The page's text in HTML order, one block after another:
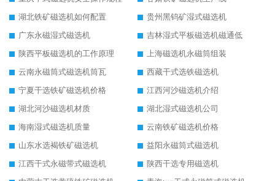
湖北铁矿磁选机如何配置
贵州黑钨矿湿式磁选机
广东永磁湿式磁选机
吉林湿式平板磁选机磁通低
陕西平板磁选机的工作原理
上海磁选机永磁筒组装
云南永磁筒式磁选机筒瓦
西藏干式选铁磁选机
宁夏干选铁矿磁选机价格
江西河沙磁选机介绍
湖北河沙磁选机材质
湖北湿式磁选机公司
海南湿式磁选机质量
云南铁矿磁选机价格
山东水选褐铁矿磁选机
益阳永磁筒式磁选机
江西干式永磁带式磁选机
陕西干选专用磁选机